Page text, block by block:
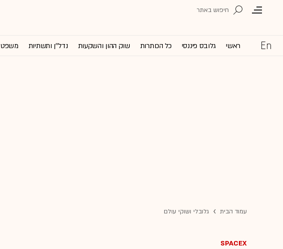
ראשי גלובס פיננסי כל הכותרות שוק ההון והשקעות נדל''ן ותשתיות משפט
עמוד הבית גלובלי ושוקי עולם
SpaceX